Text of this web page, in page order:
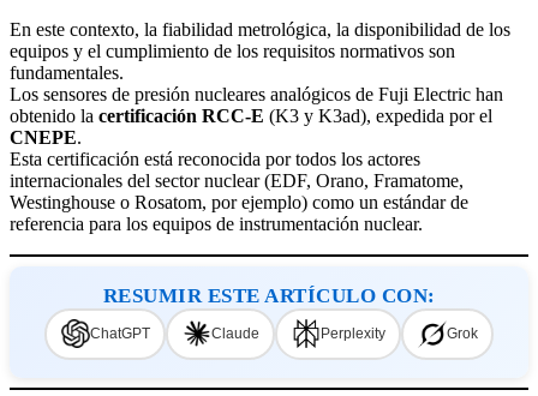
En este contexto, la fiabilidad metrológica, la disponibilidad de los
equipos y el cumplimiento de los requisitos normativos son
fundamentales.
Los sensores de presión nucleares analógicos de Fuji Electric han
obtenido la certificación RCC-E (K3 y K3ad), expedida por el
CNEPE.
Esta certificación está reconocida por todos los actores
internacionales del sector nuclear (EDF, Orano, Framatome,
Westinghouse o Rosatom, por ejemplo) como un estándar de
referencia para los equipos de instrumentación nuclear.
RESUMIR ESTE ARTÍCULO CON:
ChatGPT Claude Perplexity Grok